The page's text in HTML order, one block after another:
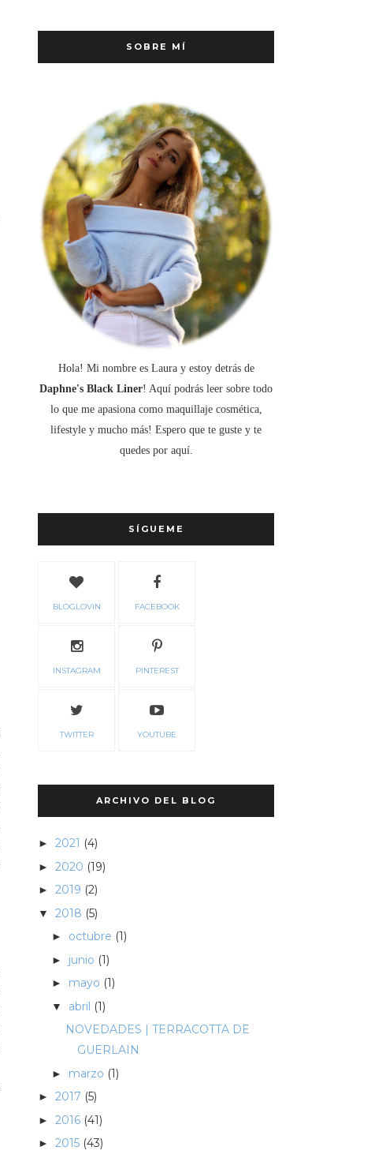
SOBRE MÍ
Hola! Mi nombre es Laura y estoy detrás de
Daphne's Black Liner! Aquí podrás leer sobre todo
lo que me apasiona como maquillaje cosmética,
lifestyle y mucho más! Espero que te guste y te
quedes por aquí.
SÍGUEME
BLOGLOVIN FACEBOOK
INSTAGRAM PINTEREST
TWITTER YOUTUBE
ARCHIVO DEL BLOG
► 2021 (4)
► 2020 (19)
► 2019 (2)
▼ 2018 (5)
► octubre (1)
► junio (1)
► mayo (1)
▼ abril (1)
NOVEDADES | TERRACOTTA DE
GUERLAIN
► marzo (1)
► 2017 (5)
► 2016 (41)
► 2015 (43)